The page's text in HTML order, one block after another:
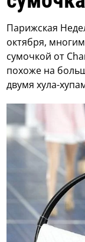
Парижская
октября,
сумочкой от
похоже на
двумя хула-